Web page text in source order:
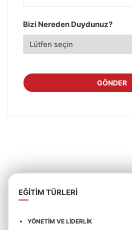
Bizi Nereden Duydunuz?
GÖNDER
EĞITIM TÜRLERI
YÖNETIM VE LIDERLIK